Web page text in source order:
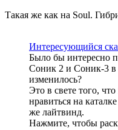
Такая же как на Soul.
Интересующийся
Было бы интересно
Соник 2 и Соник-3
изменилось?
Это в свете того,
нравиться на
же лайтвинд.
Нажмите, чтобы